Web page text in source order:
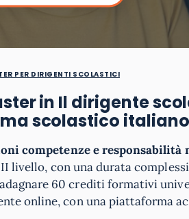
PER DIRIGENTI SCOLASTICI
in Il dirigente
scolastico
competenze e responsabilità
con una durata
60 crediti formativi
online, con una piattaforma